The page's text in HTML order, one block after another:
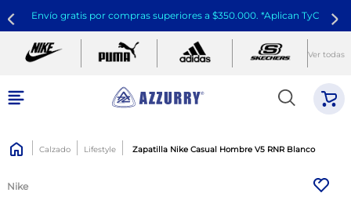
Envío gratis por compras superiores a $350.000. *Aplican TyC
Ver todas
Calzado Lifestyle Zapatilla Nike Casual Hombre V5 RNR Blanco
Nike